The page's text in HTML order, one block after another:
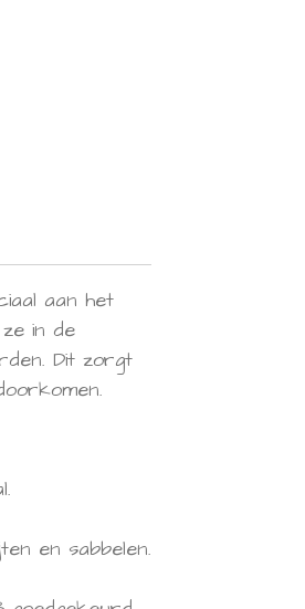
aan het
in de
Dit zorgt
en sabbelen.